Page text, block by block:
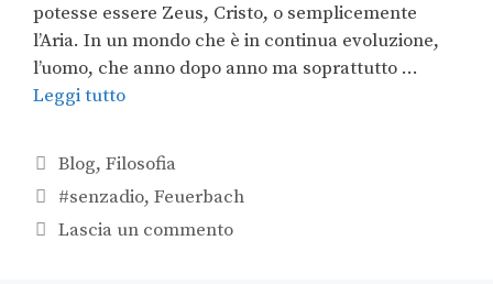
potesse essere Zeus, Cristo, o semplicemente
l’Aria. In un mondo che è in continua evoluzione,
l’uomo, che anno dopo anno ma soprattutto …
Leggi tutto
Blog,Filosofia
#senzadio,Feuerbach
Lascia un commento